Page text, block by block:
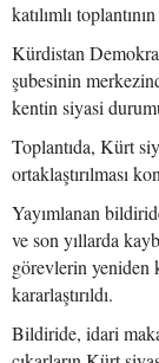
katılımlı
Kürdistan
şubesinin
kentin siyasi
Toplantıda, Kürt
ortaklaştırılması
Yayımlanan
ve son yıllarda
görevlerin yeniden
kararlaştırıldı.
Bildiride, idari